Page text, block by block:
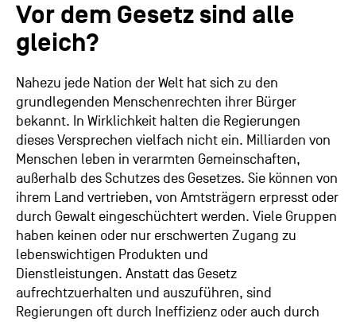
Vor dem Gesetz sind alle
gleich?
Nahezu jede Nation der Welt hat sich zu den
grundlegenden Menschenrechten ihrer Bürger
bekannt. In Wirklichkeit halten die Regierungen
dieses Versprechen vielfach nicht ein. Milliarden von
Menschen leben in verarmten Gemeinschaften,
außerhalb des Schutzes des Gesetzes. Sie können von
ihrem Land vertrieben, von Amtsträgern erpresst oder
durch Gewalt eingeschüchtert werden. Viele Gruppen
haben keinen oder nur erschwerten Zugang zu
lebenswichtigen Produkten und
Dienstleistungen. Anstatt das Gesetz
aufrechtzuerhalten und auszuführen, sind
Regierungen oft durch Ineffizienz oder auch durch